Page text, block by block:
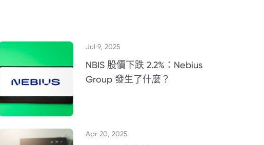
Jul 9, 2025
NBIS 股價下跌 2.2%：Nebius
Group 發生了什麼？
Apr 20, 2025